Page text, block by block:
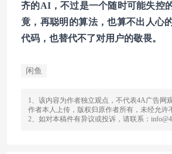
齐的AI，不过是一个随时可能失控
竟，再聪明的算法，也算不出人心
代码，也替代不了对用户的敬畏。
闲鱼
1、该内容为作者独立观点，不代表4A广告网
作者本人上传，版权归原作者所有，未经允许
2、如对本稿件有异议或投诉，请联系：